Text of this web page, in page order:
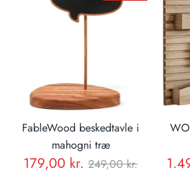
FableWood beskedtavle i
mahogni træ
179,00 kr. Normal
249,00 kr.